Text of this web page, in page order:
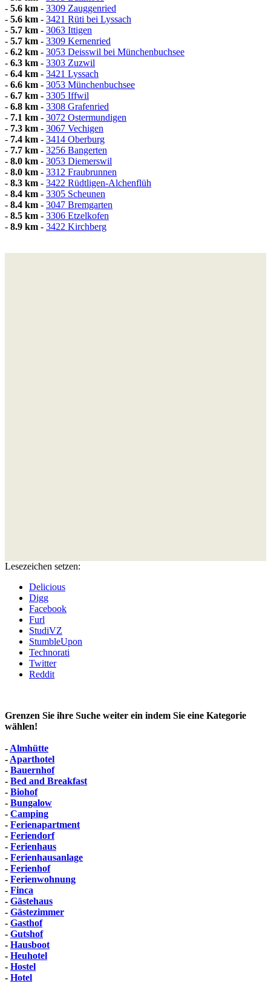
- 5.6 km - 3309 Zauggenried
- 5.6 km - 3421 Rüti bei Lyssach
- 5.7 km - 3063 Ittigen
- 5.7 km - 3309 Kernenried
- 6.2 km - 3053 Deisswil bei Münchenbuchsee
- 6.3 km - 3303 Zuzwil
- 6.4 km - 3421 Lyssach
- 6.6 km - 3053 Münchenbuchsee
- 6.7 km - 3305 Iffwil
- 6.8 km - 3308 Grafenried
- 7.1 km - 3072 Ostermundigen
- 7.3 km - 3067 Vechigen
- 7.4 km - 3414 Oberburg
- 7.7 km - 3256 Bangerten
- 8.0 km - 3053 Diemerswil
- 8.0 km - 3312 Fraubrunnen
- 8.3 km - 3422 Rüdtligen-Alchenflüh
- 8.4 km - 3305 Scheunen
- 8.4 km - 3047 Bremgarten
- 8.5 km - 3306 Etzelkofen
- 8.9 km - 3422 Kirchberg
Lesezeichen setzen:
Delicious
Digg
Facebook
Furl
StudiVZ
StumbleUpon
Technorati
Twitter
Reddit
Grenzen Sie ihre Suche weiter ein indem Sie eine Kategorie
wählen!
- Almhütte
- Aparthotel
- Bauernhof
- Bed and Breakfast
- Biohof
- Bungalow
- Camping
- Ferienapartment
- Feriendorf
- Ferienhaus
- Ferienhausanlage
- Ferienhof
- Ferienwohnung
- Finca
- Gästehaus
- Gästezimmer
- Gasthof
- Gutshof
- Hausboot
- Heuhotel
- Hostel
- Hotel